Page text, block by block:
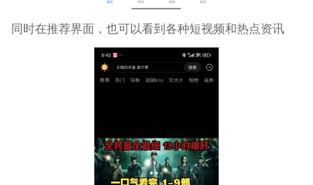
同时在推荐界面，也可以看到各种短视频和热点资讯